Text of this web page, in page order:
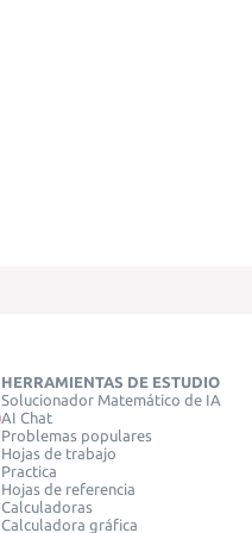
HERRAMIENTAS DE ESTUDIO
Solucionador Matemático de IA
AI Chat
Problemas populares
Hojas de trabajo
Practica
Hojas de referencia
Calculadoras
Calculadora gráfica